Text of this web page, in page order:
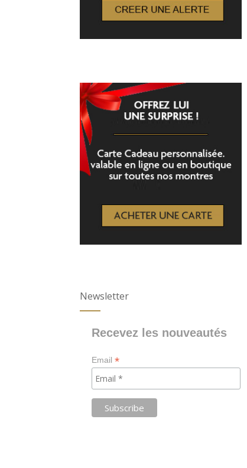
Newsletter
Recevez les nouveautés
Email*